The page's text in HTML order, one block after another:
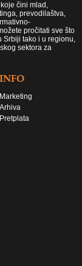
čini mlad,
prevodilaštva,
pročitati sve što
Srbiji tako i u regionu,
sektora za
INFO
Marketing
Arhiva
Pretplata